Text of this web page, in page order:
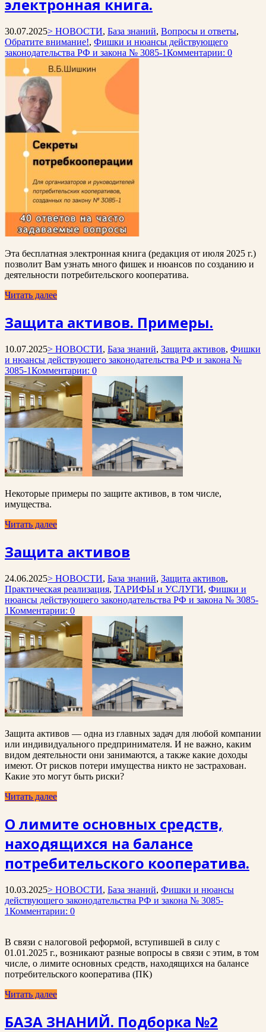
электронная книга.
30.07.2025> НОВОСТИ, База знаний, Вопросы и ответы,
Обратите внимание!, Фишки и нюансы действующего
законодательства РФ и закона № 3085-1Комментарии: 0
Эта бесплатная электронная книга (редакция от июля 2025 г.)
позволит Вам узнать много фишек и нюансов по созданию и
деятельности потребительского кооператива.
Читать далее
Защита активов. Примеры.
10.07.2025> НОВОСТИ, База знаний, Защита активов, Фишки
и нюансы действующего законодательства РФ и закона №
3085-1Комментарии: 0
Некоторые примеры по защите активов, в том числе,
имущества.
Читать далее
Защита активов
24.06.2025> НОВОСТИ, База знаний, Защита активов,
Практическая реализация, ТАРИФЫ и УСЛУГИ, Фишки и
нюансы действующего законодательства РФ и закона № 3085-
1Комментарии: 0
Защита активов — одна из главных задач для любой компании
или индивидуального предпринимателя. И не важно, каким
видом деятельности они занимаются, а также какие доходы
имеют. От рисков потери имущества никто не застрахован.
Какие это могут быть риски?
Читать далее
О лимите основных средств,
находящихся на балансе
потребительского кооператива.
10.03.2025> НОВОСТИ, База знаний, Фишки и нюансы
действующего законодательства РФ и закона № 3085-
1Комментарии: 0
В связи с налоговой реформой, вступившей в силу с
01.01.2025 г., возникают разные вопросы в связи с этим, в том
числе, о лимите основных средств, находящихся на балансе
потребительского кооператива (ПК)
Читать далее
БАЗА ЗНАНИЙ. Подборка №2